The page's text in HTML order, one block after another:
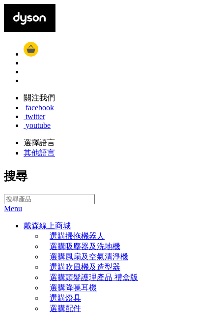
關注我們
facebook
twitter
youtube
選擇語言
其他語言
搜尋
Menu
戴森線上商城
選購掃拖機器人
選購吸塵器及洗地機
選購風扇及空氣清淨機
選購吹風機及造型器
選購頭髮護理產品 禮盒版
選購降噪耳機
選購燈具
選購配件